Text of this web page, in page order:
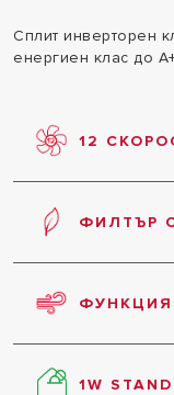
Сплит инверторен
енергиен клас до
12
Продуктът има
които могат да
към трите
ФИЛТЪР
Той елиминира
предотвратява
срещаните
Функция за
температура.
1W